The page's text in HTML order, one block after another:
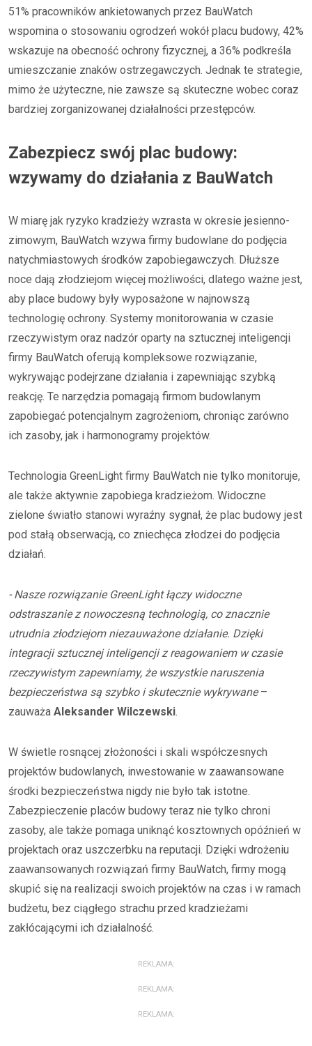
51% pracowników ankietowanych przez BauWatch
wspomina o stosowaniu ogrodzeń wokół placu budowy, 42%
wskazuje na obecność ochrony fizycznej, a 36% podkreśla
umieszczanie znaków ostrzegawczych. Jednak te strategie,
mimo że użyteczne, nie zawsze są skuteczne wobec coraz
bardziej zorganizowanej działalności przestępców.
Zabezpiecz swój plac budowy:
wzywamy do działania z BauWatch
W miarę jak ryzyko kradzieży wzrasta w okresie jesienno-
zimowym, BauWatch wzywa firmy budowlane do podjęcia
natychmiastowych środków zapobiegawczych. Dłuższe
noce dają złodziejom więcej możliwości, dlatego ważne jest,
aby place budowy były wyposażone w najnowszą
technologię ochrony. Systemy monitorowania w czasie
rzeczywistym oraz nadzór oparty na sztucznej inteligencji
firmy BauWatch oferują kompleksowe rozwiązanie,
wykrywając podejrzane działania i zapewniając szybką
reakcję. Te narzędzia pomagają firmom budowlanym
zapobiegać potencjalnym zagrożeniom, chroniąc zarówno
ich zasoby, jak i harmonogramy projektów.
Technologia GreenLight firmy BauWatch nie tylko monitoruje,
ale także aktywnie zapobiega kradzieżom. Widoczne
zielone światło stanowi wyraźny sygnał, że plac budowy jest
pod stałą obserwacją, co zniechęca złodzei do podjęcia
działań.
- Nasze rozwiązanie GreenLight łączy widoczne
odstraszanie z nowoczesną technologią, co znacznie
utrudnia złodziejom niezauważone działanie. Dzięki
integracji sztucznej inteligencji z reagowaniem w czasie
rzeczywistym zapewniamy, że wszystkie naruszenia
bezpieczeństwa są szybko i skutecznie wykrywane–
zauważa Aleksander Wilczewski.
W świetle rosnącej złożoności i skali współczesnych
projektów budowlanych, inwestowanie w zaawansowane
środki bezpieczeństwa nigdy nie było tak istotne.
Zabezpieczenie placów budowy teraz nie tylko chroni
zasoby, ale także pomaga uniknąć kosztownych opóźnień w
projektach oraz uszczerbku na reputacji. Dzięki wdrożeniu
zaawansowanych rozwiązań firmy BauWatch, firmy mogą
skupić się na realizacji swoich projektów na czas i w ramach
budżetu, bez ciągłego strachu przed kradzieżami
zakłócającymi ich działalność.
REKLAMA:
REKLAMA:
REKLAMA: